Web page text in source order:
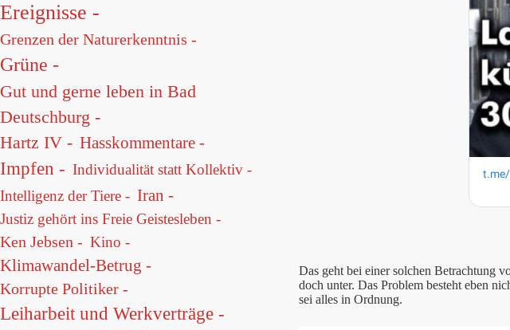
Das geht bei einer solchen Betrachtung
doch unter. Das Problem besteht eben
sei alles in Ordnung.
Ereignisse -
Grenzen der Naturerkenntnis -
Grüne -
Gut und gerne leben in Bad
Deutschburg -
Hartz IV - Hasskommentare -
Impfen - Individualität statt Kollektiv -
Intelligenz der Tiere - Iran -
Justiz gehört ins Freie Geistesleben -
Ken Jebsen - Kino -
Klimawandel-Betrug -
Korrupte Politiker -
Leiharbeit und Werkverträge -